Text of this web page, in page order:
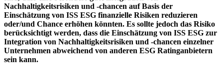
Nachhaltigkeitsrisiken und -chancen auf Basis der
Einschätzung von ISS ESG finanzielle Risiken reduzieren
oder/und Chance erhöhen könnten. Es sollte jedoch das Risiko
berücksichtigt werden, dass die Einschätzung von ISS ESG zur
Integration von Nachhaltigkeitsrisiken und -chancen einzelner
Unternehmen abweichend von anderen ESG Ratinganbietern
sein kann.